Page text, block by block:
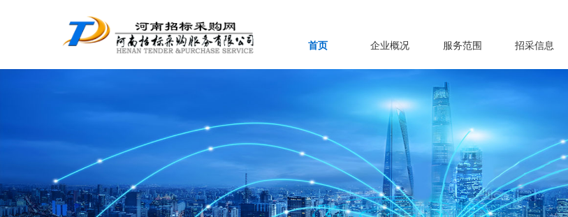
首页 企业概况 服务范围 招采信息